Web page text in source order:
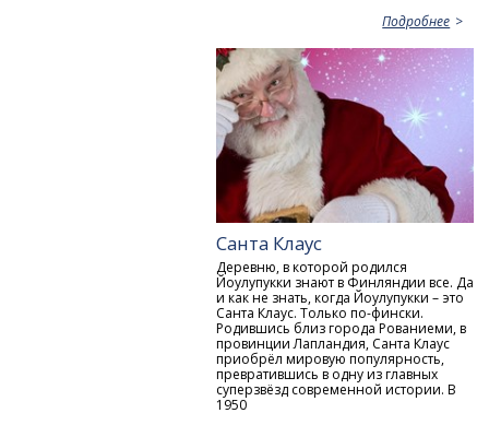
Подробнее
Санта Клаус
Деревню, в которой родился
Йоулупукки знают в Финляндии все. Да
и как не знать, когда Йоулупукки – это
Санта Клаус. Только по-фински.
Родившись близ города Рованиеми, в
провинции Лапландия, Санта Клаус
приобрёл мировую популярность,
превратившись в одну из главных
суперзвёзд современной истории. В
1950